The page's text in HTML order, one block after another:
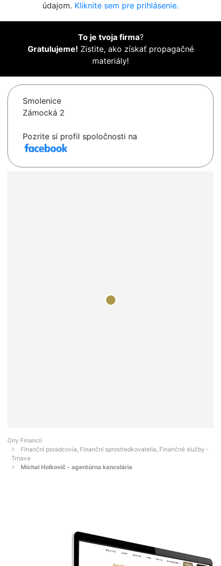
údajom. Kliknite sem pre prihlásenie.
To je tvoja firma?
Gratulujeme! Zistite, ako získať propagačné
materiály!
Smolenice
Zámocká 2
Pozrite si profil spoločnosti na
Orly Financií
Finanční poradcovia, Finanční sprostredkovatelia, Finančné služby -
Trnava
Michal Holkovič - agentúrna kancelária